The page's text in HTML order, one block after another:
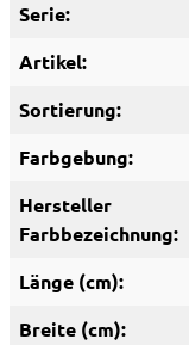
Serie:
Artikel:
Sortierung:
Farbgebung:
Hersteller
Farbbezeichnung:
Länge (cm):
Breite (cm):